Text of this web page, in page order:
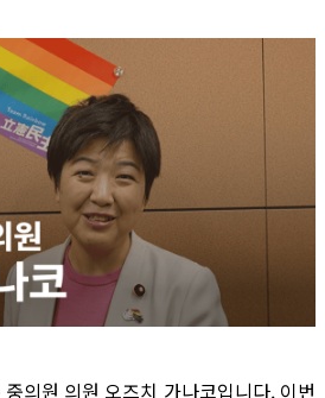
의원 의원 오즈치 가나코입니다. 이번